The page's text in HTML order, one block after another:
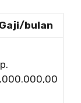
Gaji/bulan